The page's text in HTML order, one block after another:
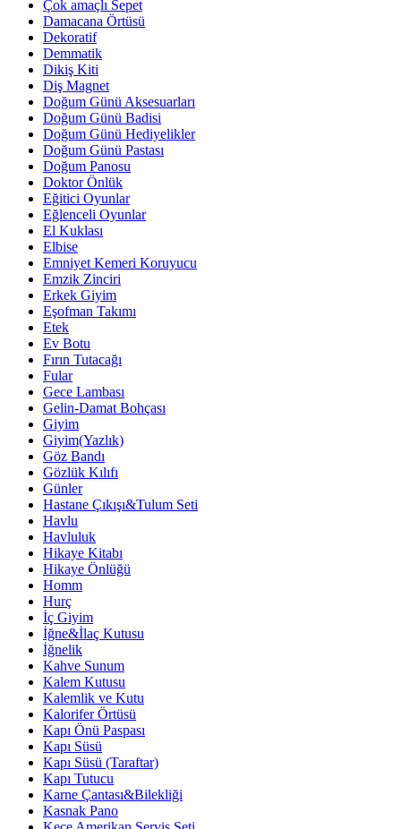
Çok amaçlı Sepet
Damacana Örtüsü
Dekoratif
Demmatik
Dikiş Kiti
Diş Magnet
Doğum Günü Aksesuarları
Doğum Günü Badisi
Doğum Günü Hediyelikler
Doğum Günü Pastası
Doğum Panosu
Doktor Önlük
Eğitici Oyunlar
Eğlenceli Oyunlar
El Kuklası
Elbise
Emniyet Kemeri Koruyucu
Emzik Zinciri
Erkek Giyim
Eşofman Takımı
Etek
Ev Botu
Fırın Tutacağı
Fular
Gece Lambası
Gelin-Damat Bohçası
Giyim
Giyim(Yazlık)
Göz Bandı
Gözlük Kılıfı
Günler
Hastane Çıkışı&Tulum Seti
Havlu
Havluluk
Hikaye Kitabı
Hikaye Önlüğü
Homm
Hurç
İç Giyim
İğne&İlaç Kutusu
İğnelik
Kahve Sunum
Kalem Kutusu
Kalemlik ve Kutu
Kalorifer Örtüsü
Kapı Önü Paspası
Kapı Süsü
Kapı Süsü (Taraftar)
Kapı Tutucu
Karne Çantası&Bilekliği
Kasnak Pano